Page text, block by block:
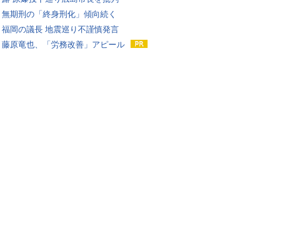
無期刑の「終身刑化」傾向続く
福岡の議長 地震巡り不謹慎発言
藤原竜也、「労務改善」アピール